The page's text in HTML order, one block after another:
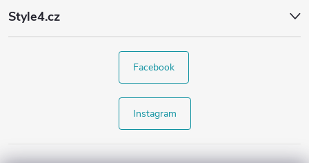
Style4.cz
Facebook
Instagram